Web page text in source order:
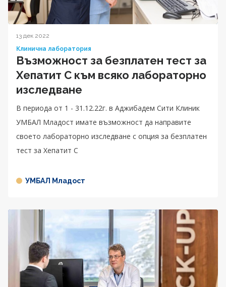
13 дек 2022
Клинична лаборатория
Възможност за безплатен тест за
Хепатит C към всяко лабораторно
изследване
В периода от 1 - 31.12.22г. в Аджибадем Сити Клиник
УМБАЛ Младост имате възможност да направите
своето лабораторно изследване с опция за безплатен
тест за Хепатит C
УМБАЛ Младост